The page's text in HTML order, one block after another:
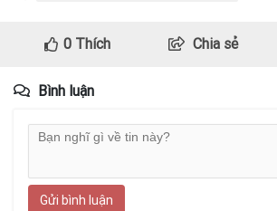
0Thích Chia sẻ
Bình luận
Gửi bình luận